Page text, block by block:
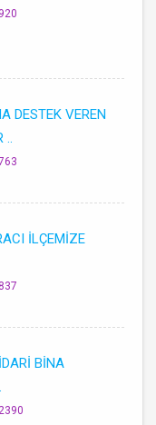
920
DESTEK VEREN
..
İLÇEMİZE
837
BİNA